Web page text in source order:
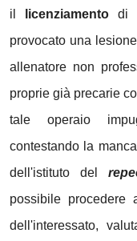
il licenziamentodi
provocato una
allenatore non
proprie già precarie
tale operaio
contestando la
dell'istituto del
possibile procedere
dell'interessato,